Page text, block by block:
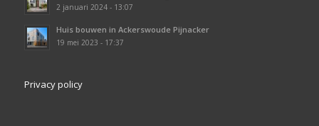
2 januari 2024 - 13:07
Huis bouwen in Ackerswoude Pijnacker
19 mei 2023 - 17:37
Privacy policy